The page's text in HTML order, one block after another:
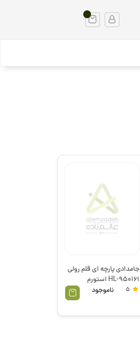
جامدادی پارچه ای قلم رولی
HL-950161 استورم
5 ناموجود